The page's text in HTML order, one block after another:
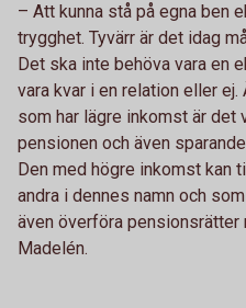
– Att kunna stå på egna ben
trygghet. Tyvärr är det idag
Det ska inte behöva vara en
vara kvar i en relation eller
som har lägre inkomst är det
pensionen och även
Den med högre inkomst kan
andra i dennes namn och
även överföra pensionsrätter
Madelén.